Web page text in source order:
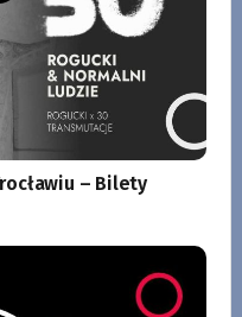
– Bilety